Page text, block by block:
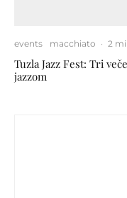
events macchiato · 2
Tuzla Jazz Fest: Tri
jazzom